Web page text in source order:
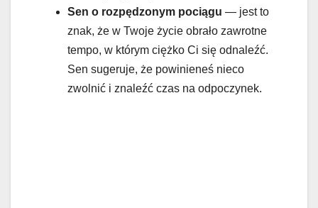
Sen o rozpędzonym pociągu — jest to
znak, że w Twoje życie obrało zawrotne
tempo, w którym ciężko Ci się odnaleźć.
Sen sugeruje, że powinieneś nieco
zwolnić i znaleźć czas na odpoczynek.